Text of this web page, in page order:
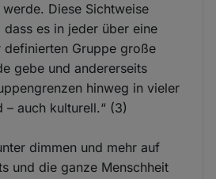
Diese Sichtweise
es in jeder über eine
definierten Gruppe große
gebe und andererseits
hinweg in vieler
– auch kulturell.“ (3)
dimmen und mehr auf
und die ganze Menschheit